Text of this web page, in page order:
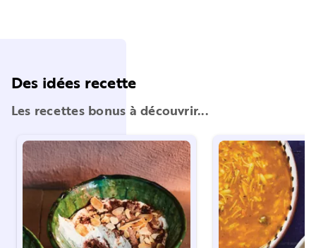
Des idées recette
Les recettes bonus à découvrir...